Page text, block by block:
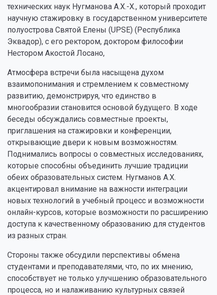
технических наук Нугманова А.Х.-Х., который проходит
научную стажировку в государственном университете
полуострова Святой Елены (UPSE) (Республика
Эквадор), с его ректором, доктором философии
Нестором Акостой Лосано,
Атмосфера встречи была насыщена духом
взаимопонимания и стремлением к совместному
развитию, демонстрируя, что единство в
многообразии становится основой будущего. В ходе
беседы обсуждались совместные проекты,
приглашения на стажировки и конференции,
открывающие двери к новым возможностям.
Поднимались вопросы о совместных исследованиях,
которые способны объединить лучшие традиции
обеих образовательных систем. Нугманов А.Х.
акцентировал внимание на важности интеграции
новых технологий в учебный процесс и возможности
онлайн-курсов, которые возможности по расширению
доступа к качественному образованию для студентов
из разных стран.
Стороны также обсудили перспективы обмена
студентами и преподавателями, что, по их мнению,
способствует не только улучшению образовательного
процесса, но и налаживанию культурных связей